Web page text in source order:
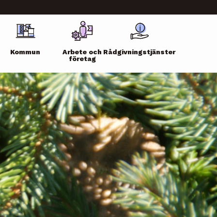
Kommun
Arbete och
företag
Rådgivningstjänster